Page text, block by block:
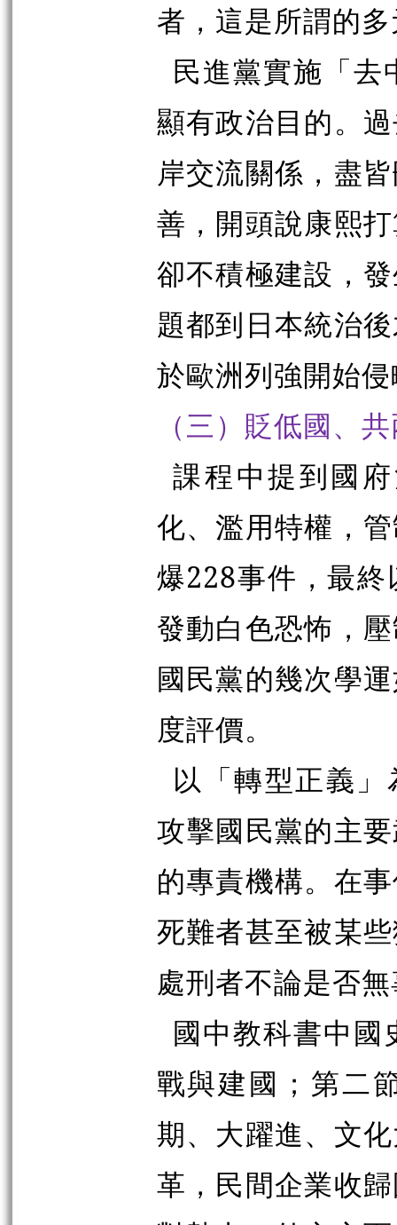
者，這是所謂的
民進黨實施「去
顯有政治目的。
岸交流關係，盡
善，開頭說康熙
卻不積極建設，
題都到日本統治
於歐洲列強開始
（三）貶低國、
課程中提到國
化、濫用特權，
爆228事件，最
發動白色恐怖，
國民黨的幾次學
度評價。
以「轉型正義」
攻擊國民黨的主
的專責機構。在
死難者甚至被某
處刑者不論是否
國中教科書中國
戰與建國；第二
期、大躍進、文
革，民間企業收